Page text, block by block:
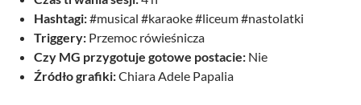
Hashtagi:#musical #karaoke #liceum #nastolatki
Triggery: Przemoc rówieśnicza
Czy MG przygotuje gotowe postacie: Nie
Źródło grafiki:Chiara Adele Papalia